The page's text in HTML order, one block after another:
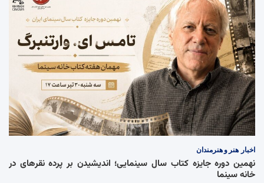
اخبار هنر و هنرمندان
نهمین دوره جایزه کتاب سال سینمایی؛ اندیشیدن بر پرده نقرهای در
خانه سینما